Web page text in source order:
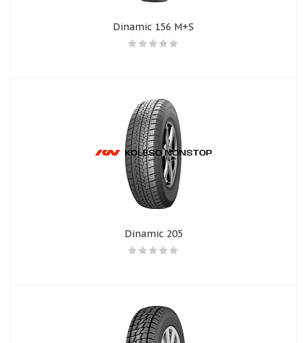
Dinamic 156 M+S
Dinamic 205